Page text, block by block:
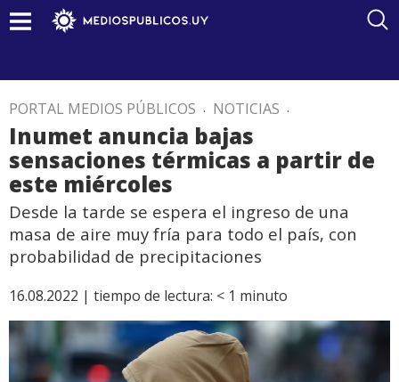
PORTAL MEDIOS PÚBLICOS . NOTICIAS .
Inumet anuncia bajas
sensaciones térmicas a partir de
este miércoles
Desde la tarde se espera el ingreso de una
masa de aire muy fría para todo el país, con
probabilidad de precipitaciones
16.08.2022 | tiempo de lectura: < 1 minuto